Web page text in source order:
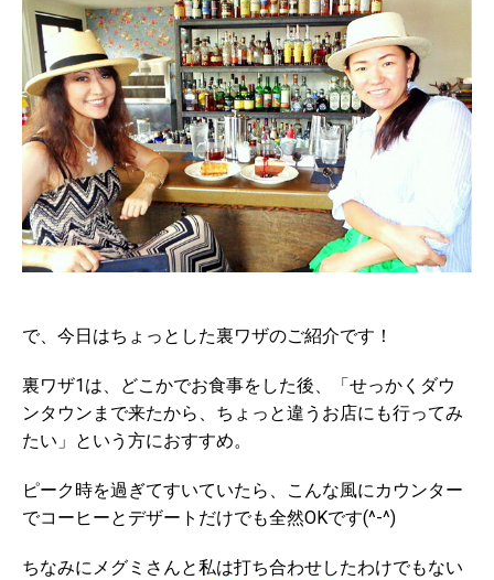
で、今日はちょっとした裏ワザのご紹介です！
裏ワザ1は、どこかでお食事をした後、「せっかくダウ
ンタウンまで来たから、ちょっと違うお店にも行ってみ
たい」という方におすすめ。
ピーク時を過ぎてすいていたら、こんな風にカウンター
でコーヒーとデザートだけでも全然OKです(^-^)
ちなみにメグミさんと私は打ち合わせしたわけでもない